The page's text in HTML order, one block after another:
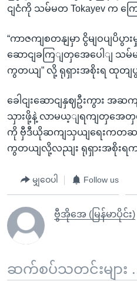
ငျငံကို သမ်မတ Tokayev က ကြ
“ကာဇကျစတနျမှာ ငွိမျဝပျပိပွ
ဆောငျခကြျတှအေပေါျ သ
ကွတယျ” လို့ ရုရှားအစိုးရ ထုတျ
ခေါငျးဆောငျနှဈဦးကွား အ
သှားဖို့နဲ့ လာမယ့ျရကျတှအေတှင
ကို ဗှီဒီယိုဆကျသှယျရေးကတဆ
ကွတယျလို့လညျး ရုရှားအစိုးရက
မျှဝေပါ Follow us
ဗွီအိုအေ (မြန်မာပိုင်း)
ဆက်စပ်သတင်းများ